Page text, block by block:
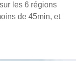
les 6 régions
de 45min, et